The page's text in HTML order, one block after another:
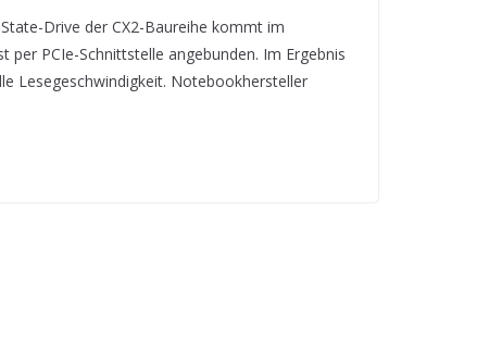
Drive der CX2-Baureihe kommt im
per PCIe-Schnittstelle angebunden. Im Ergebnis
Lesegeschwindigkeit. Notebookhersteller